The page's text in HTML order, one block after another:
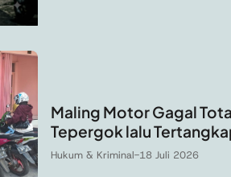
Maling Motor Gagal
Tepergok lalu
Hukum & Kriminal-18 Juli 2026